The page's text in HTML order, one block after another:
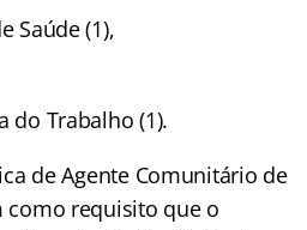
Saúde (1),
do Trabalho (1).
de Agente Comunitário de
como requisito que o